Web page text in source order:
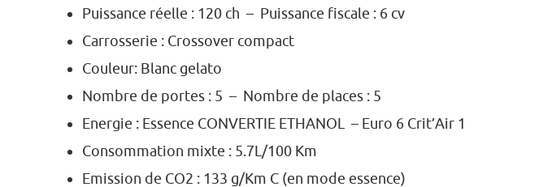
Puissance réelle : 120 ch – Puissance fiscale : 6 cv
Carrosserie : Crossover compact
Couleur: Blanc gelato
Nombre de portes : 5 – Nombre de places : 5
Energie : Essence CONVERTIE ETHANOL – Euro 6 Crit’Air 1
Consommation mixte : 5.7L/100 Km
Emission de CO2 : 133 g/Km C (en mode essence)